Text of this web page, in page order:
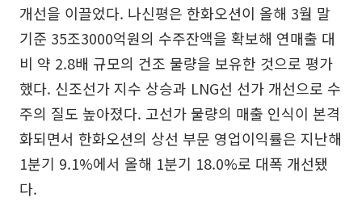
개선을 이끌었다. 나신평은 한화오션이 올해 3월 말
기준 35조3000억원의 수주잔액을 확보해 연매출 대
비 약 2.8배 규모의 건조 물량을 보유한 것으로 평가
했다. 신조선가 지수 상승과 LNG선 선가 개선으로 수
주의 질도 높아졌다. 고선가 물량의 매출 인식이 본격
화되면서 한화오션의 상선 부문 영업이익률은 지난해
1분기 9.1%에서 올해 1분기 18.0%로 대폭 개선됐
다.